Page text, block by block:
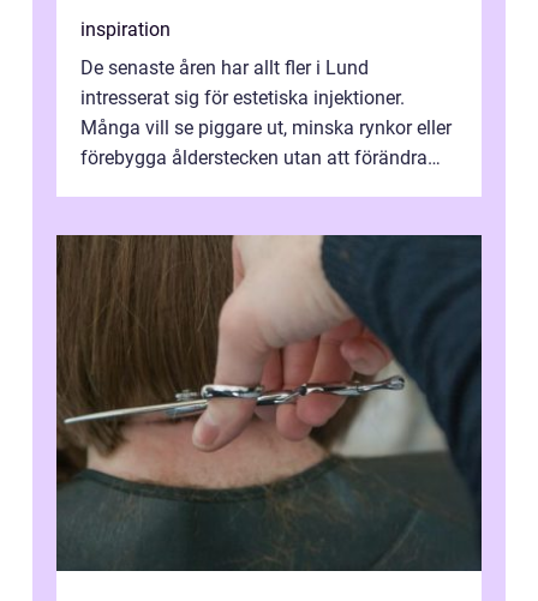
inspiration
De senaste åren har allt fler i Lund
intresserat sig för estetiska injektioner.
Många vill se piggare ut, minska rynkor eller
förebygga ålderstecken utan att förändra